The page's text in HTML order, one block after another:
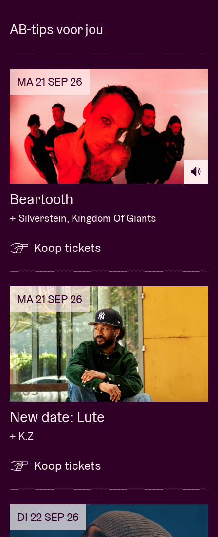
AB-tips voor jou
MA 21 SEP 26
Beartooth
+ Silverstein, Kingdom Of Giants
Koop tickets
MA 21 SEP 26
New date: Lute
+ K.Z
Koop tickets
DI 22 SEP 26